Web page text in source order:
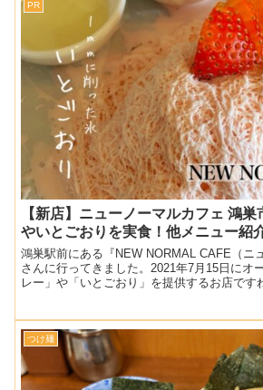
PR
【新店】ニューノーマルカフェ 鴻
やいとごおりを実食！他メニュー紹
鴻巣駅前にある『NEW NORMAL CAFE（ニ
さんに行ってきました。2021年7月15日にオ
レー」や「いとごおり」を提供するお店です
つけ麺